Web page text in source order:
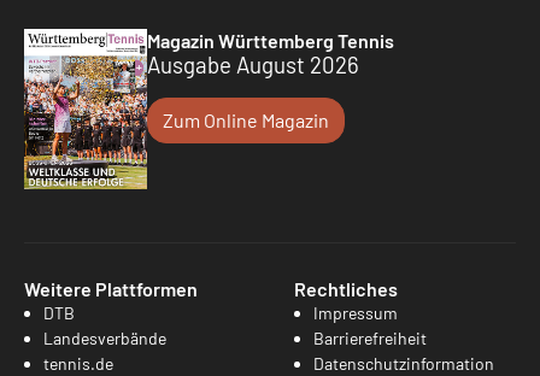
Magazin Württemberg Tennis
Ausgabe August 2026
Zum Online Magazin
Weitere Plattformen
DTB
Landesverbände
tennis.de
Rechtliches
Impressum
Barrierefreiheit
Datenschutzinformation